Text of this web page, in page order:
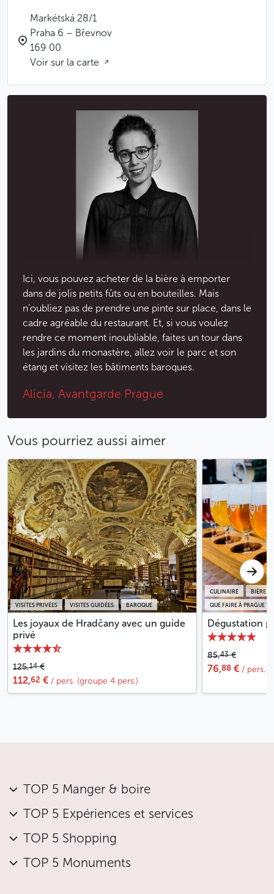
Markétská 28/1
Praha 6 – Břevnov
169 00
Voir sur la carte
Ici, vous pouvez acheter de la bière à emporter
dans de jolis petits fûts ou en bouteilles. Mais
n’oubliez pas de prendre une pinte sur place, dans le
cadre agréable du restaurant. Et, si vous voulez
rendre ce moment inoubliable, faites un tour dans
les jardins du monastère, allez voir le parc et son
étang et visitez les bâtiments baroques.
Alicia, Avantgarde Prague
Vous pourriez aussi aimer
VISITES PRIVÉES VISITES GUIDÉES BAROQUE
Les joyaux de Hradčany avec un guide
privé
125,14€
112,62 € / pers. (groupe 4 pers.)
QUE FAIRE À PRAGUE
CULINAIRE BIÈRE
Dégustation
85,43€
76,88 € / pers.
TOP 5 Manger & boire
TOP 5 Expériences et services
TOP 5 Shopping
TOP 5 Monuments